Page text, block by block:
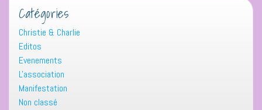
Catégories
Christie & Charlie
Editos
Evenements
L'association
Manifestation
Non classé